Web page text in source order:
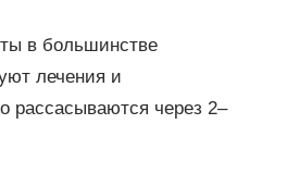
в большинстве
лечения и
рассасываются через 2–